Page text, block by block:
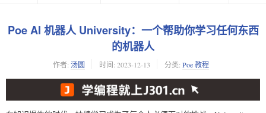
Poe AI 机器人 University：一个帮助你学习任何东西
的机器人
作者: 汤圆 时间: 2023-12-13 分类: Poe 教程